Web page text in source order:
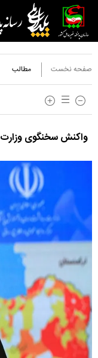
صفحه نخست مطالب
واکنش سخنگوی